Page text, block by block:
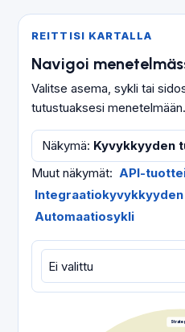
REITTISI KARTALLA
Navigoi
Valitse asema, sykli tai
tutustuaksesi menetelmään.
Näkymä: Kyvykkyyden
Muut näkymät: API-
Automaatiosykli